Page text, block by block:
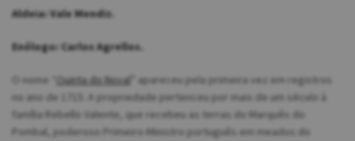
Aldeia: Vale Mendiz.
Enólogo: Carlos Agrellos.
O nome “ Quinta do Noval ” apareceu pela primeira vez em registros
no ano de 1715. A propriedade pertenceu por mais de um século à
família Rebello Valente, que recebeu as terras do Marquês do
Pombal, poderoso Primeiro-Ministro português em meados do